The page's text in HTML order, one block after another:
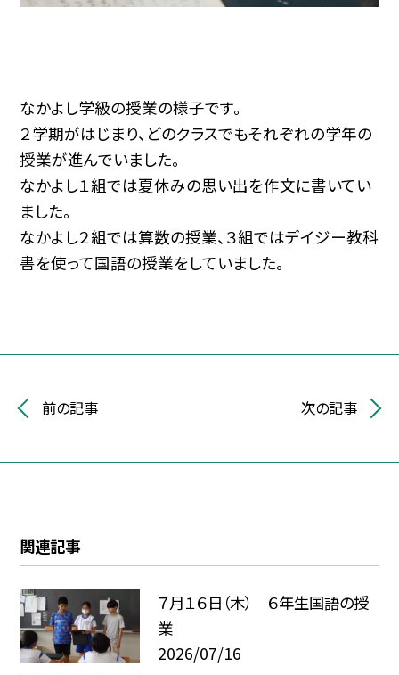
なかよし学級の授業の様子です。
２学期がはじまり、どのクラスでもそれぞれの学年の
授業が進んでいました。
なかよし１組では夏休みの思い出を作文に書いてい
ました。
なかよし２組では算数の授業、３組ではデイジー教科
書を使って国語の授業をしていました。
前の記事 次の記事
関連記事
７月１６日（木） ６年生国語の授
業
2026/07/16